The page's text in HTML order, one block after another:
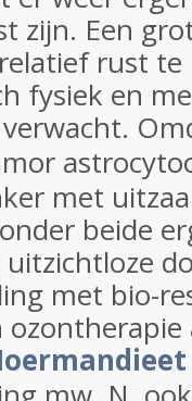
zijn. Een
rust
fysiek en
met
beide
met bio-